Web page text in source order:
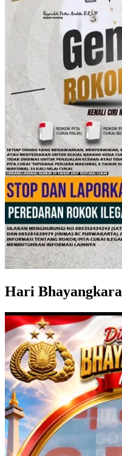
Hari Bhayangkara